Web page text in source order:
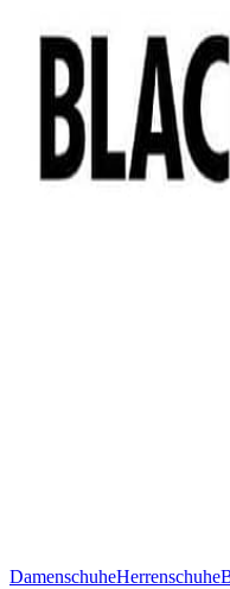
DamenschuheHerrenschuhe